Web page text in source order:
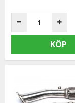
KÖP